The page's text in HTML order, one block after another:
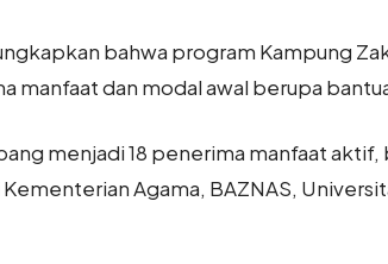
bahwa program Kampung
manfaat dan modal awal berupa
menjadi 18 penerima manfaat
Agama, BAZNAS,